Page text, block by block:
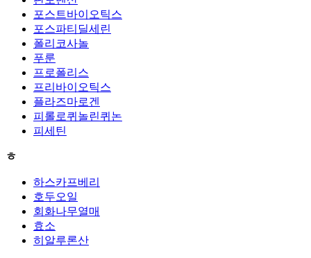
포스트바이오틱스
포스파티딜세린
폴리코사놀
푸룬
프로폴리스
프리바이오틱스
플라즈마로겐
피롤로퀴놀린퀴논
피세틴
ㅎ
하스카프베리
호두오일
회화나무열매
효소
히알루론산